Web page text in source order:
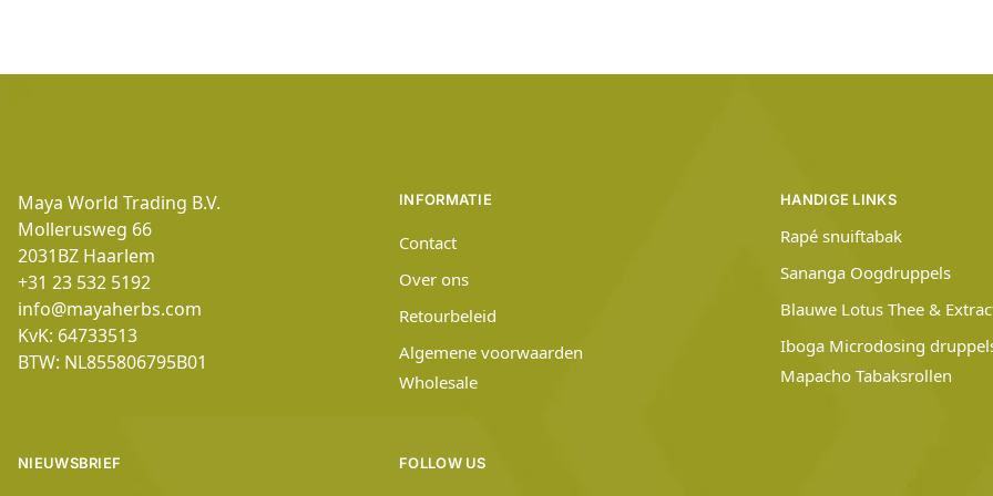
Maya World Trading B.V.
Mollerusweg 66
2031BZ Haarlem
+31 23 532 5192
info@mayaherbs.com
KvK: 64733513
BTW: NL855806795B01
INFORMATIE
Contact
Over ons
Retourbeleid
Algemene voorwaarden
Wholesale
HANDIGE LINKS
Rapé snuiftabak
Sananga Oogdruppels
Blauwe Lotus Thee &
Iboga Microdosing
Mapacho Tabaksrollen
NIEUWSBRIEF FOLLOW US